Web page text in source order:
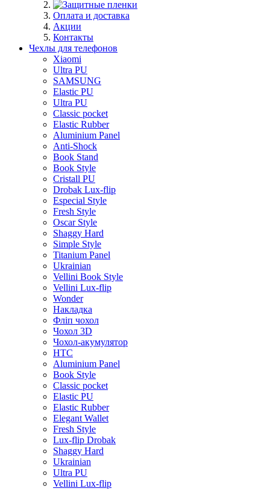
Оплата и доставка
Акции
Контакты
Чехлы для телефонов
Xiaomi
Ultra PU
SAMSUNG
Elastic PU
Ultra PU
Classic pocket
Elastic Rubber
Aluminium Panel
Anti-Shock
Book Stand
Book Style
Cristall PU
Drobak Lux-flip
Especial Style
Fresh Style
Oscar Style
Shaggy Hard
Simple Style
Titanium Panel
Ukrainian
Vellini Book Style
Vellini Lux-flip
Wonder
Накладка
Фліп чохол
Чохол 3D
Чохол-акумулятор
HTC
Aluminium Panel
Book Style
Classic pocket
Elastic PU
Elastic Rubber
Elegant Wallet
Fresh Style
Lux-flip Drobak
Shaggy Hard
Ukrainian
Ultra PU
Vellini Lux-flip